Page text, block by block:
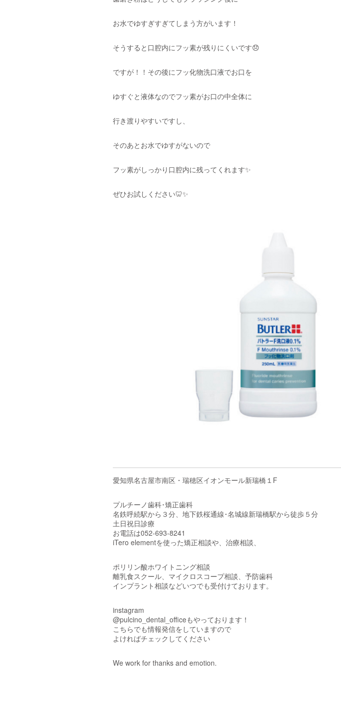
お水でゆすぎすぎてしまう方がいます！
そうすると口腔内にフッ素が残りにくいです😞
ですが！！その後にフッ化物洗口液でお口を
ゆすぐと液体なのでフッ素がお口の中全体に
行き渡りやすいですし、
そのあとお水でゆすがないので
フッ素がしっかり口腔内に残ってくれます✨
ぜひお試しください🦷✨
愛知県名古屋市南区・瑞穂区イオンモール新瑞橋１F
プルチーノ歯科･矯正歯科
名鉄呼続駅から３分、地下鉄桜通線･名城線新瑞橋駅から徒歩５分
土日祝日診療
お電話は052-693-8241
iTero elementを使った矯正相談や、治療相談、
ポリリン酸ホワイトニング相談
離乳食スクール、マイクロスコープ相談、予防歯科
インプラント相談などいつでも受付けております。
instagram
@pulcino_dental_officeもやっております！
こちらでも情報発信をしていますので
よければチェックしてください
We work for thanks and emotion.